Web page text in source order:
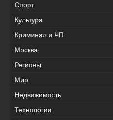
Спорт
Культура
Криминал и ЧП
Москва
Регионы
Мир
Недвижимость
Технологии